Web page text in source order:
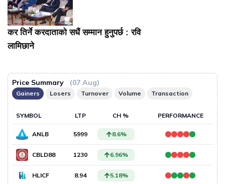
कर तिर्ने करदाताको सधैं सम्मान हुनुपर्छ : रवि
लामिछाने